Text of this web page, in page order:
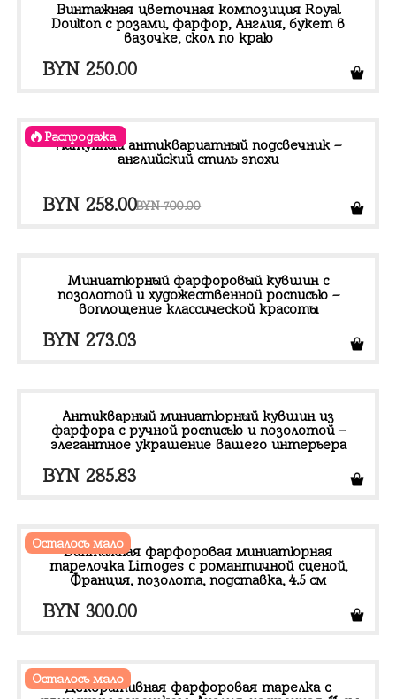
Винтажная цветочная композиция Royal
Doulton с розами, фарфор, Англия, букет в
вазочке, скол по краю
BYN 250.00
Распродажа
Латунный антиквариатный подсвечник –
английский стиль эпохи
BYN700.00
Первоначальная
BYN 700.00.
BYN 258.00Текущая
Миниатюрный фарфоровый кувшин с
позолотой и художественной росписью –
воплощение классической красоты
BYN 273.03
Антикварный миниатюрный кувшин из
фарфора с ручной росписью и позолотой –
элегантное украшение вашего интерьера
BYN 285.83
Осталось мало
Винтажная фарфоровая миниатюрная
тарелочка Limoges с романтичной сценой,
Франция, позолота, подставка, 4.5 см
BYN 300.00
Осталось мало
Декоративная фарфоровая тарелка с